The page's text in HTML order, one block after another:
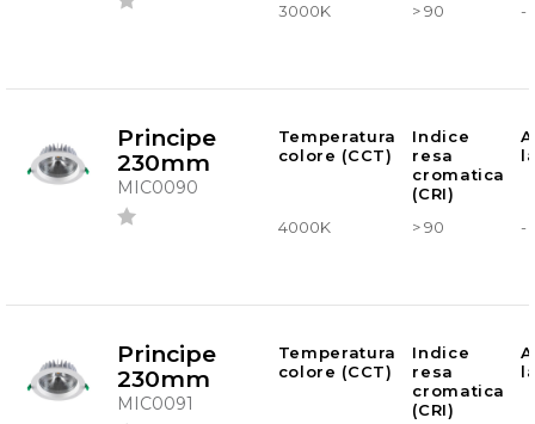
3000K > 90 -
Principe
230mm
MIC0090
Temperatura
colore (CCT)
Indice
resa
cromatica
(CRI)
4000K > 90 -
Principe
230mm
MIC0091
Temperatura
colore (CCT)
Indice
resa
cromatica
(CRI)